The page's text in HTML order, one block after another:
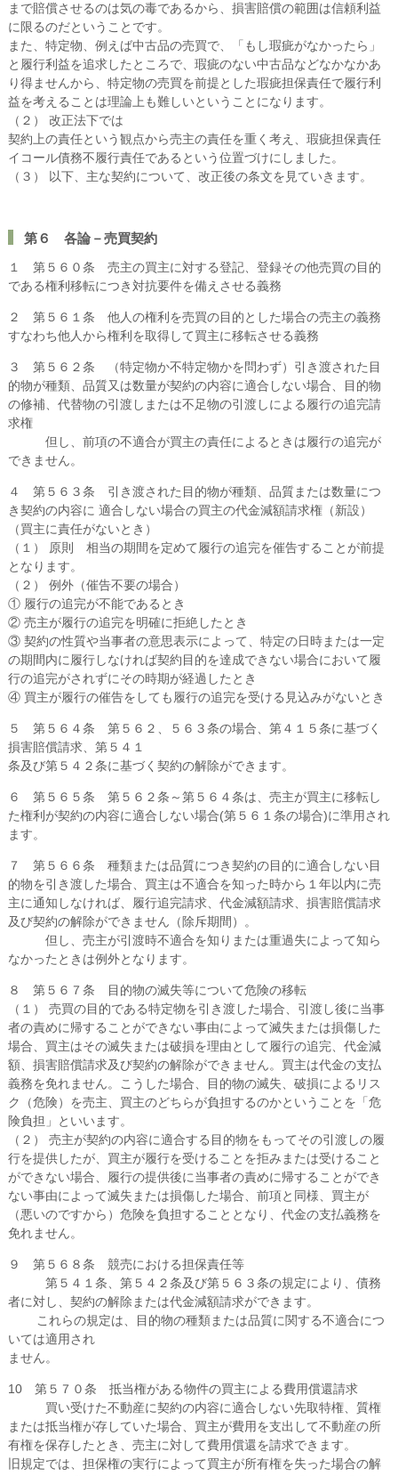
まで賠償させるのは気の毒であるから、損害賠償の範囲は信頼利益
に限るのだということです。
また、特定物、例えば中古品の売買で、「もし瑕疵がなかったら」
と履行利益を追求したところで、瑕疵のない中古品などなかなかあ
り得ませんから、特定物の売買を前提とした瑕疵担保責任で履行利
益を考えることは理論上も難しいということになります。
（２） 改正法下では
契約上の責任という観点から売主の責任を重く考え、瑕疵担保責任
イコール債務不履行責任であるという位置づけにしました。
（３） 以下、主な契約について、改正後の条文を見ていきます。
第６ 各論－売買契約
１ 第５６０条 売主の買主に対する登記、登録その他売買の目的
である権利移転につき対抗要件を備えさせる義務
２ 第５６１条 他人の権利を売買の目的とした場合の売主の義務
すなわち他人から権利を取得して買主に移転させる義務
３ 第５６２条 （特定物か不特定物かを問わず）引き渡された目
的物が種類、品質又は数量が契約の内容に適合しない場合、目的物
の修補、代替物の引渡しまたは不足物の引渡しによる履行の追完請
求権
但し、前項の不適合が買主の責任によるときは履行の追完が
できません。
４ 第５６３条 引き渡された目的物が種類、品質または数量につ
き契約の内容に 適合しない場合の買主の代金減額請求権（新設）
（買主に責任がないとき）
（１） 原則 相当の期間を定めて履行の追完を催告することが前提
となります。
（２） 例外（催告不要の場合）
① 履行の追完が不能であるとき
② 売主が履行の追完を明確に拒絶したとき
③ 契約の性質や当事者の意思表示によって、特定の日時または一定
の期間内に履行しなければ契約目的を達成できない場合において履
行の追完がされずにその時期が経過したとき
④ 買主が履行の催告をしても履行の追完を受ける見込みがないとき
５ 第５６４条 第５６２、５６３条の場合、第４１５条に基づく
損害賠償請求、第５４１
条及び第５４２条に基づく契約の解除ができます。
６ 第５６５条 第５６２条～第５６４条は、売主が買主に移転し
た権利が契約の内容に適合しない場合(第５６１条の場合)に準用され
ます。
７ 第５６６条 種類または品質につき契約の目的に適合しない目
的物を引き渡した場合、買主は不適合を知った時から１年以内に売
主に通知しなければ、履行追完請求、代金減額請求、損害賠償請求
及び契約の解除ができません（除斥期間）。
但し、売主が引渡時不適合を知りまたは重過失によって知ら
なかったときは例外となります。
８ 第５６７条 目的物の滅失等について危険の移転
（１） 売買の目的である特定物を引き渡した場合、引渡し後に当事
者の責めに帰することができない事由によって滅失または損傷した
場合、買主はその滅失または破損を理由として履行の追完、代金減
額、損害賠償請求及び契約の解除ができません。買主は代金の支払
義務を免れません。こうした場合、目的物の滅失、破損によるリス
ク（危険）を売主、買主のどちらが負担するのかということを「危
険負担」といいます。
（２） 売主が契約の内容に適合する目的物をもってその引渡しの履
行を提供したが、買主が履行を受けることを拒みまたは受けること
ができない場合、履行の提供後に当事者の責めに帰することができ
ない事由によって滅失または損傷した場合、前項と同様、買主が
（悪いのですから）危険を負担することとなり、代金の支払義務を
免れません。
９ 第５６８条 競売における担保責任等
第５４１条、第５４２条及び第５６３条の規定により、債務
者に対し、契約の解除または代金減額請求ができます。
これらの規定は、目的物の種類または品質に関する不適合につ
いては適用され
ません。
10 第５７０条 抵当権がある物件の買主による費用償還請求
買い受けた不動産に契約の内容に適合しない先取特権、質権
または抵当権が存していた場合、買主が費用を支出して不動産の所
有権を保存したとき、売主に対して費用償還を請求できます。
旧規定では、担保権の実行によって買主が所有権を失った場合の解